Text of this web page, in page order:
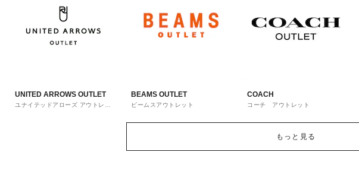
UNITED ARROWS OUTLET
ユナイテッドアローズ アウトレッ
BEAMS OUTLET
ビームスアウトレット
COACH
コーチ アウトレット
もっと見る